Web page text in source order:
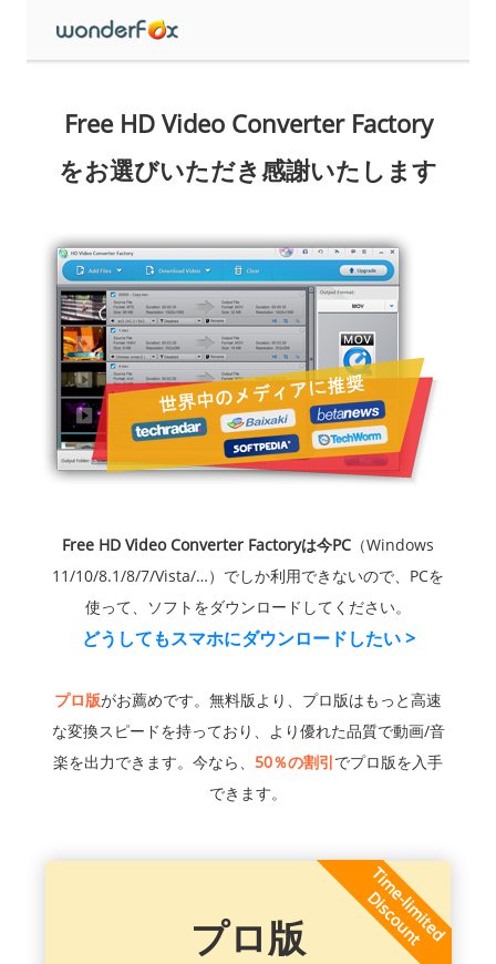
Free HD Video Converter Factory
をお選びいただき感謝いたします
Free HD Video Converter Factoryは今PC （Windows
11/10/8.1/8/7/Vista/…）でしか利用できないので、PCを
使って、ソフトをダウンロードしてください。
どうしてもスマホにダウンロードしたい >
プロ版がお薦めです。無料版より、プロ版はもっと高速
な変換スピードを持っており、より優れた品質で動画/音
楽を出力できます。今なら、 50％の割引でプロ版を入手
できます。
プロ版